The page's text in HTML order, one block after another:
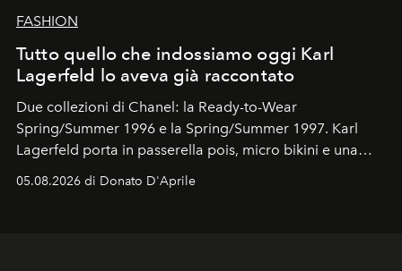
FASHION
Tutto quello che indossiamo oggi Karl
Lagerfeld lo aveva già raccontato
Due collezioni di Chanel: la Ready-to-Wear
Spring/Summer 1996 e la Spring/Summer 1997. Karl
Lagerfeld porta in passerella pois, micro bikini e una
logomania pensata per la spiaggia
Kate, Claudia e Carla una dietro l'altra. Trent'anni dopo,
05.08.2026 di Donato D'Aprile